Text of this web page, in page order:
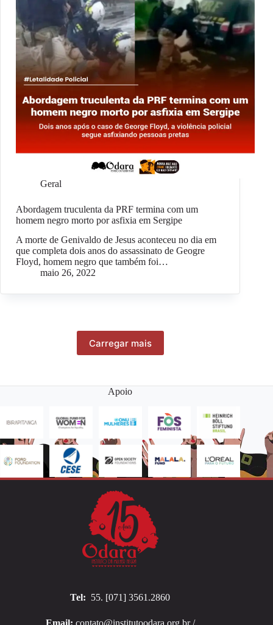
Geral
Abordagem truculenta da PRF termina com um
homem negro morto por asfixia em Sergipe
A morte de Genivaldo de Jesus aconteceu no dia em
que completa dois anos do assassinato de Geogre
Floyd, homem negro que também foi…
maio 26, 2022
Carregar mais
Apoio
Tel: 55. [071] 3561.2860
Email: contato@institutoodara.org.br /